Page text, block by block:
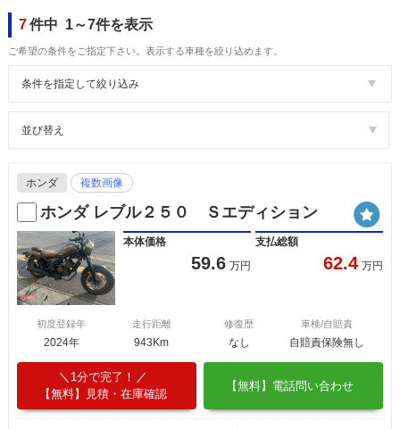
7件中 1～7件を表示
ご希望の条件をご指定下さい。表示する車種を絞り込めます。
条件を指定して絞り込み
並び替え
ホンダ 複数画像
ホンダ レブル２５０ Ｓエディション
本体価格
59.6 万円
支払総額
62.4 万円
初度登録年
2024年
走行距離
943Km
修復歴
なし
車検/自賠責
自賠責保険無し
1分で完了！
【無料】見積・在庫確認
【無料】電話問い合わせ